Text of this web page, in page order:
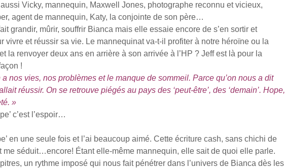
Vicky, mannequin, Maxwell Jones, photographe reconnu et vicieux,
agent de mannequin, Katy, la conjointe de son père…
grandir, mûrir, souffrir Bianca mais elle essaie encore de s’en sortir et
vivre et réussir sa vie. Le mannequinat va-t-il profiter à notre héroïne ou la
la renvoyer deux ans en arrière à son arrivée à l’HP ? Jeff est là pour la
!
a nos vies, nos problèmes et le manque de sommeil. Parce qu’on nous a dit
réussir. On se retrouve piégés au pays des ‘peut-être’, des ‘demain’. Hope,
»
c’est l’espoir…
en une seule fois et l’ai beaucoup aimé. Cette écriture cash, sans chichi de
me séduit…encore! Étant elle-même mannequin, elle sait de quoi elle parle.
un rythme imposé qui nous fait pénétrer dans l’univers de Bianca dès les